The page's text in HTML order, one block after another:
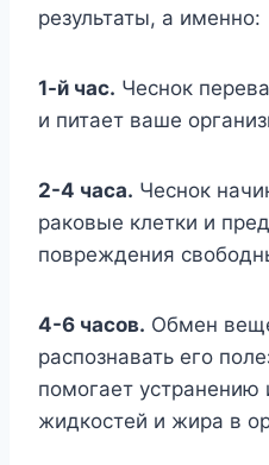
результаты, а именно:
1-й час. Чеснок
и питает ваше
2-4 часа. Чеснок
раковые клетки и
повреждения
4-6 часов. Обмен
распознавать его
помогает устранению
жидкостей и жира в